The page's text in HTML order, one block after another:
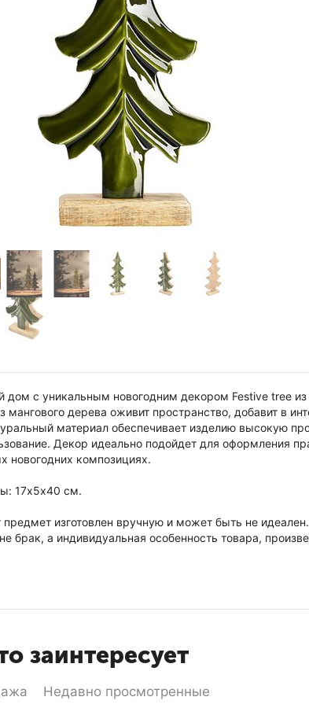
дом с уникальным новогодним декором Festive tree из
мангового дерева оживит пространство, добавит в
материал обеспечивает изделию высокую
Декор идеально подойдет для оформления
новогодних композициях.
17х5х40 см.
изготовлен вручную и может быть не
брак, а индивидуальная особенность товара,
заинтересует
Недавно просмотренные